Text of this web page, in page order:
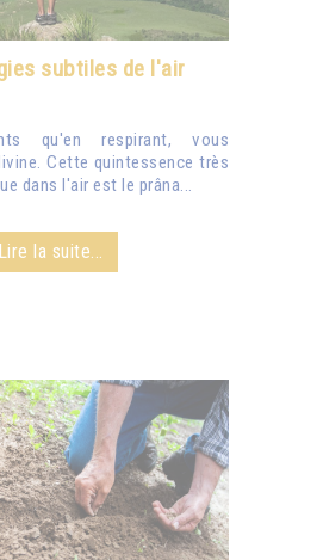
subtiles de l'air
qu'en respirant, vous
Cette quintessence très
dans l'air est le prâna...
Lire la suite...